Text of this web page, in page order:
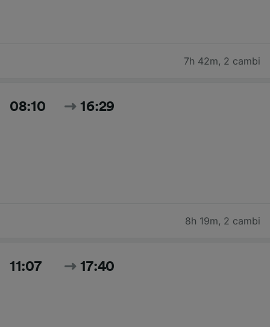
7h 42m, 2 cambi
08:10 16:29
8h 19m, 2 cambi
11:07 17:40